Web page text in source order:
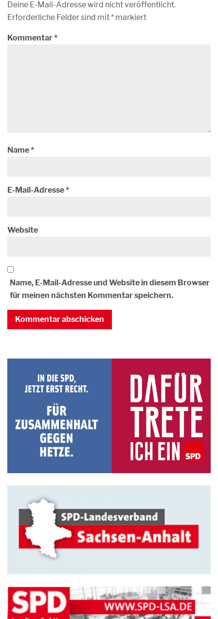
Deine E-Mail-Adresse wird nicht veröffentlicht.
Erforderliche Felder sind mit* markiert
Kommentar*
Name*
E-Mail-Adresse*
Website
Name, E-Mail-Adresse und Website in diesem Browser
für meinen nächsten Kommentar speichern.